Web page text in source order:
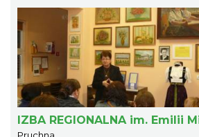
IZBA REGIONALNA im. Emilii
Pruchna